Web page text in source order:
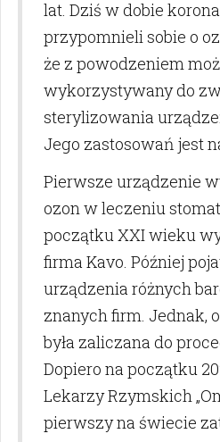
lat. Dziś w dobie
przypomnieli sobie o
że z powodzeniem
wykorzystywany do
sterylizowania
Jego zastosowań jest
Pierwsze urządzenie
ozon w leczeniu
początku XXI wieku
firma Kavo. Później
urządzenia różnych
znanych firm. Jednak,
była zaliczana do
Dopiero na początku
Lekarzy Rzymskich
pierwszy na świecie